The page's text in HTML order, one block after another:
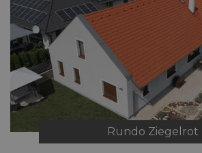
Rundo Ziegelrot